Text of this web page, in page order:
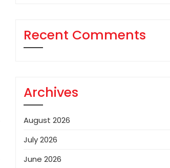
Recent Comments
Archives
August 2026
July 2026
June 2026